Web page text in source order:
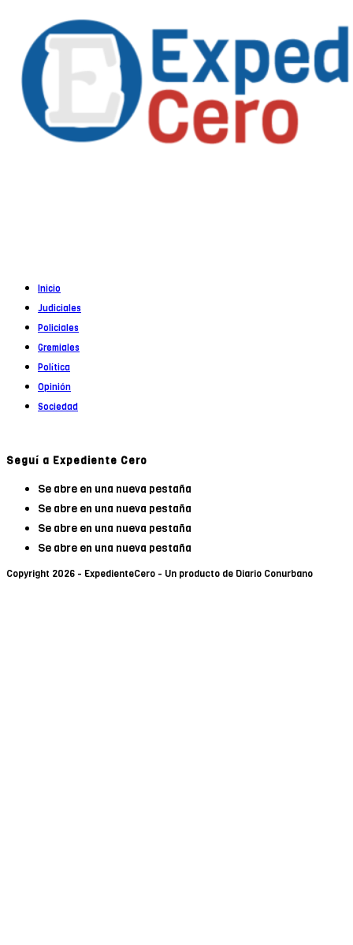
Inicio
Judiciales
Policiales
Gremiales
Política
Opinión
Sociedad
Seguí a Expediente Cero
Se abre en una nueva pestaña
Se abre en una nueva pestaña
Se abre en una nueva pestaña
Se abre en una nueva pestaña
Copyright 2026 - ExpedienteCero - Un producto de Diario Conurbano